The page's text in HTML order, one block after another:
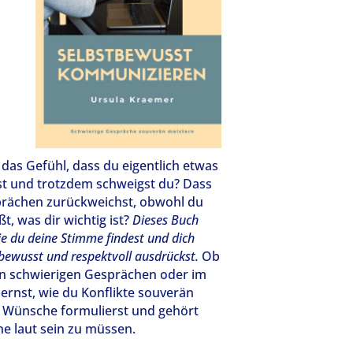
Gefühl, dass du eigentlich etwas
und trotzdem schweigst du? Dass
zurückweichst, obwohl du
was dir wichtig ist?Dieses Buch
du deine Stimme findest und dich
und respektvoll ausdrückst. Ob
schwierigen Gesprächen oder im
wie du Konflikte souverän
formulierst und gehört
laut sein zu müssen.